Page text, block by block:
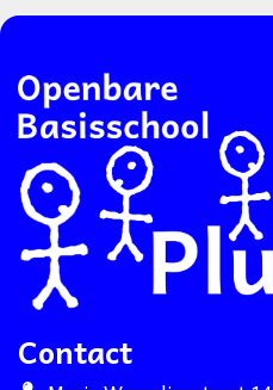
Contact